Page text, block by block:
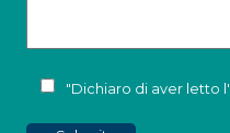
"Dichiaro di aver letto l'